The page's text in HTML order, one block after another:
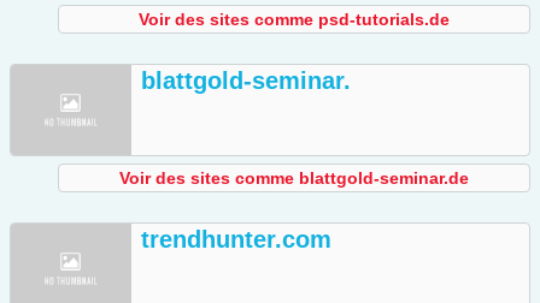
Voir des sites comme psd-tutorials.de
blattgold-seminar.
Voir des sites comme blattgold-seminar.de
trendhunter.com